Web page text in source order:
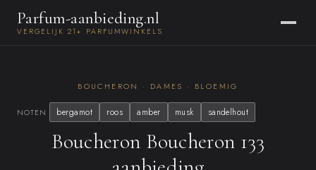
Parfum-aanbieding.nl
VERGELIJK 21+ PARFUMWINKELS
BOUCHERON · DAMES · BLOEMIG
NOTEN bergamot roos amber musk sandelhout
Boucheron Boucheron 133